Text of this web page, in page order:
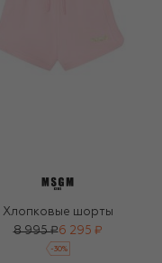
Хлопковые шорты
8 995 ₽6 295 ₽
-30%